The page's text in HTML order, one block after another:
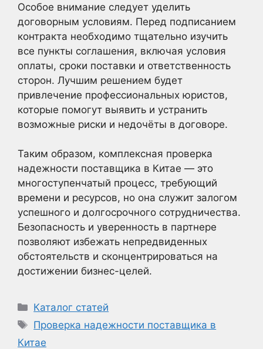
Особое внимание следует уделить
договорным условиям. Перед подписанием
контракта необходимо тщательно изучить
все пункты соглашения, включая условия
оплаты, сроки поставки и ответственность
сторон. Лучшим решением будет
привлечение профессиональных юристов,
которые помогут выявить и устранить
возможные риски и недочёты в договоре.
Таким образом, комплексная проверка
надежности поставщика в Китае — это
многоступенчатый процесс, требующий
времени и ресурсов, но она служит залогом
успешного и долгосрочного сотрудничества.
Безопасность и уверенность в партнере
позволяют избежать непредвиденных
обстоятельств и сконцентрироваться на
достижении бизнес-целей.
Рубрики
Каталог статей
Метки
Проверка надежности поставщика в
Китае